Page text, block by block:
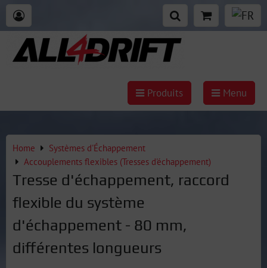
Produits Menu
Home
Systèmes d'Échappement
Accouplements flexibles (Tresses d'échappement)
Tresse d'échappement, raccord
flexible du système
d'échappement - 80 mm,
différentes longueurs